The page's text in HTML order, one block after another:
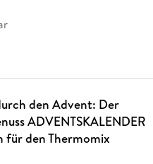
den Advent: Der
ADVENTSKALENDER
für den Thermomix